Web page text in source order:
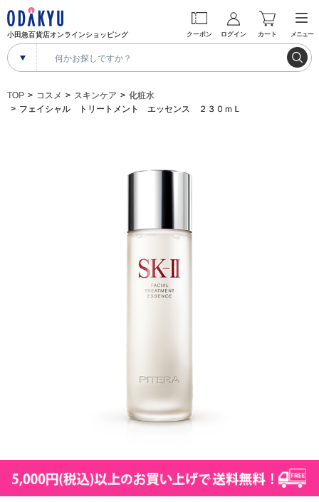
小田急百貨店オンラインショッピング クーポン ログイン カート メニュー
TOP コスメ スキンケア
化粧水
フェイシャル トリートメント エッセンス ２３０ｍＬ